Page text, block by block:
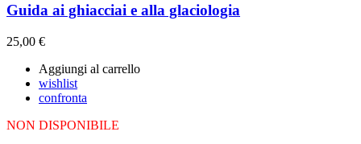
Guida ai ghiacciai e alla glaciologia
25,00 €
Aggiungi al carrello
wishlist
confronta
NON DISPONIBILE